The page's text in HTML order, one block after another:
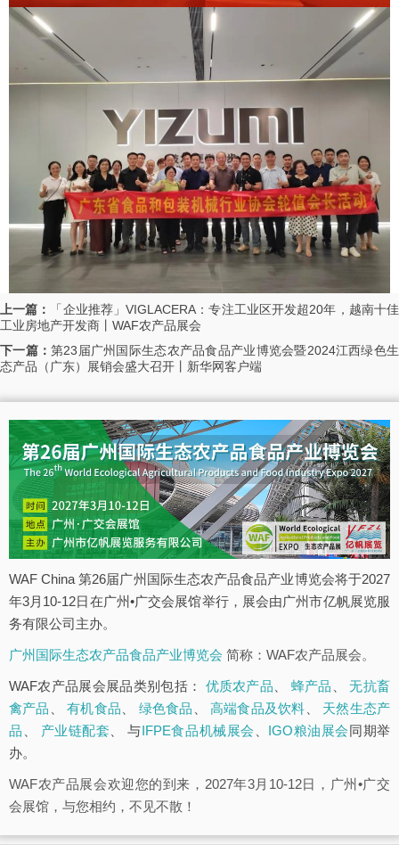
上一篇：
「企业推荐」VIGLACERA：专注工业区开发超20年，越南十佳
工业房地产开发商丨WAF农产品展会
下一篇：第23届广州国际生态农产品食品产业博览会暨2024江西绿色生
态产品（广东）展销会盛大召开丨新华网客户端
WAF China 第26届广州国际生态农产品食品产业博览会将于2027
年3月10-12日在广州•广交会展馆举行，展会由广州市亿帆展览服
务有限公司主办。
广州国际生态农产品食品产业博览会 简称：WAF农产品展会。
WAF农产品展会展品类别包括： 优质农产品 蜂产品 、无抗畜
禽产品
、有机食品 绿色食品 高端食品及饮料
天然生态产
品
产业链配套 、 与IFPE食品机械展会 IGO粮油展会同期举
办。
WAF农产品展会欢迎您的到来，2027年3月10-12日，广州•广交
会展馆，与您相约，不见不散！